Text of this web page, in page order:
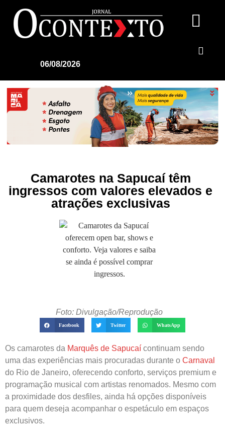
06/08/2026
Camarotes na Sapucaí têm
ingressos com valores elevados e
atrações exclusivas
Foto: Divulgação/Reprodução
Facebook Twitter WhatsApp
Os camarotes da Marquês de Sapucaí continuam sendo
uma das experiências mais procuradas durante o Carnaval
do Rio de Janeiro, oferecendo conforto, serviços premium e
programação musical com artistas renomados. Mesmo com
a proximidade dos desfiles, ainda há opções disponíveis
para quem deseja acompanhar o espetáculo em espaços
exclusivos.